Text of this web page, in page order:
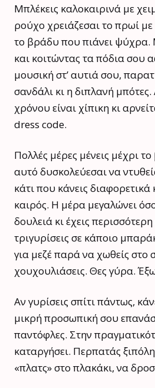
Μπλέκεις καλοκαιρινά με
ρούχο χρειάζεσαι το πρωί με
το βράδυ που πιάνει ψύχρα.
και κοιτώντας τα πόδια σου
μουσική στ’ αυτιά σου,
σανδάλι κι η διπλανή
χρόνου είναι χίπικη κι
dress code.
Πολλές μέρες μένεις μέχρι
αυτό δυσκολεύεσαι να
κάτι που κάνεις
καιρός. Η μέρα μεγαλώνει
δουλειά κι έχεις
τριγυρίσεις σε κάποιο
για μεζέ παρά να χωθείς στο
χουχουλιάσεις. Θες γύρα.
Αν γυρίσεις σπίτι πάντως,
μικρή προσωπική σου
παντόφλες. Στην
καταργήσει. Περπατάς
«πλατς» στο πλακάκι, να